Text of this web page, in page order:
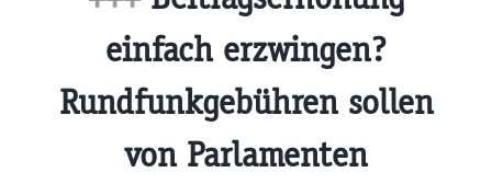
einfach erzwingen?
Rundfunkgebühren sollen
von Parlamenten